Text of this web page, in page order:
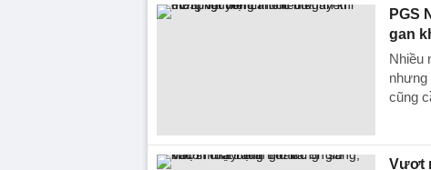
PGS
gan
Nhiều
nhưng
cũng
Vượt